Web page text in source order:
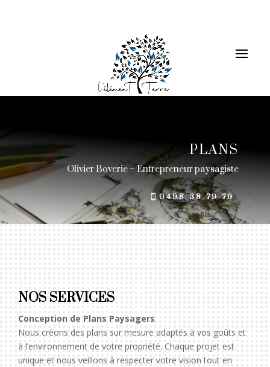
PLANS
Olivier Boverie – Entrepreneur paysagiste
0498 38 79 79
NOS SERVICES
Conception de Plans Paysagers
Nous créons des plans sur mesure adaptés à vos goûts et
à l’environnement de votre propriété. Chaque projet est
unique et nous veillons à respecter votre vision tout en